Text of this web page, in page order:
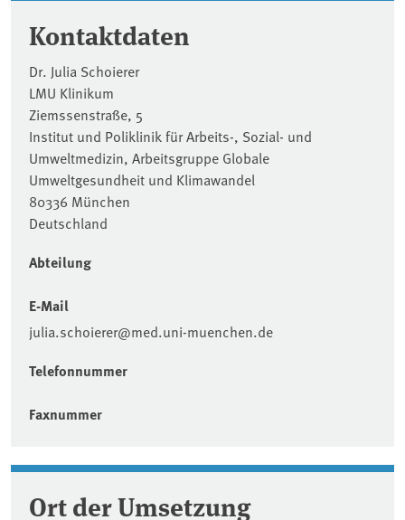
Kontaktdaten
Dr. Julia Schoierer
LMU Klinikum
Ziemssenstraße, 5
Institut und Poliklinik für Arbeits-, Sozial- und
Umweltmedizin, Arbeitsgruppe Globale
Umweltgesundheit und Klimawandel
80336 München
Deutschland
Abteilung
E-Mail
julia.schoierer@med.uni-muenchen.de
Telefonnummer
Faxnummer
Ort der Umsetzung